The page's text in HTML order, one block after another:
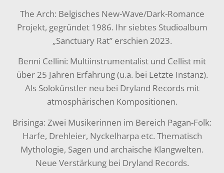
The Arch: Belgisches New-Wave/Dark-Romance
Projekt, gegründet 1986. Ihr siebtes Studioalbum
„Sanctuary Rat” erschien 2023.
Benni Cellini: Multiinstrumentalist und Cellist mit
über 25 Jahren Erfahrung (u.a. bei Letzte Instanz).
Als Solokünstler neu bei Dryland Records mit
atmosphärischen Kompositionen.
Brisinga: Zwei Musikerinnen im Bereich Pagan-Folk:
Harfe, Drehleier, Nyckelharpa etc. Thematisch
Mythologie, Sagen und archaische Klangwelten.
Neue Verstärkung bei Dryland Records.